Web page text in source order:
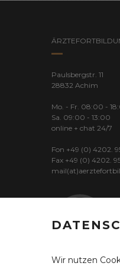
Paulsbergstr. 11
28832 Achim
Mo. - Fr. 08:00 -
Sa. 09:00 - 13:00
online + chat 24/7
Fon +49 (0) 4202.
Fax +49 (0) 4202.
Wir nutzen